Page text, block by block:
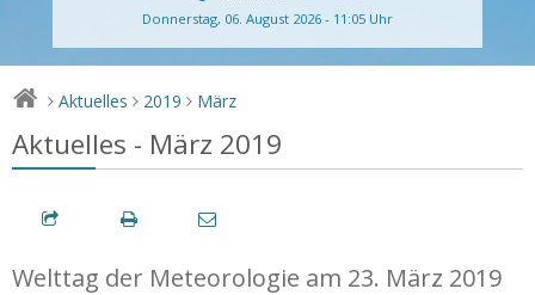
Donnerstag, 06. August 2026 - 11:05 Uhr
> Aktuelles > 2019 > März
Aktuelles - März 2019
Welttag der Meteorologie am 23. März 2019